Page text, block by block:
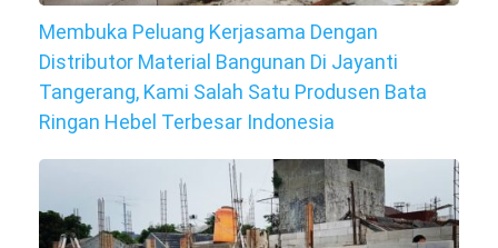
Membuka Peluang Kerjasama Dengan
Distributor Material Bangunan Di Jayanti
Tangerang, Kami Salah Satu Produsen Bata
Ringan Hebel Terbesar Indonesia